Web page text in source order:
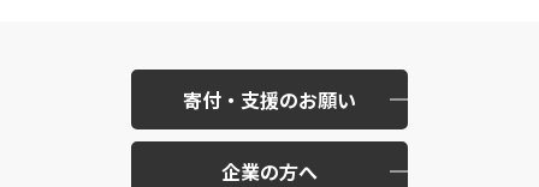
寄付・支援のお願い
企業の方へ